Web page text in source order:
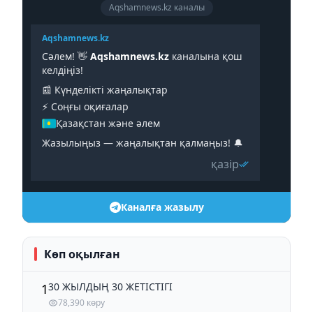
Aqshamnews.kz каналы
Aqshamnews.kz
Сәлем! 👋 Aqshamnews.kz каналына қош
келдіңіз!
📰 Күнделікті жаңалықтар
⚡️ Соңғы оқиғалар
Қазақстан және әлем
Жазылыңыз — жаңалықтан қалмаңыз! 🔔
қазір
Каналға жазылу
Көп оқылған
130 ЖЫЛДЫҢ 30 ЖЕТІСТІГІ
78,390 көру